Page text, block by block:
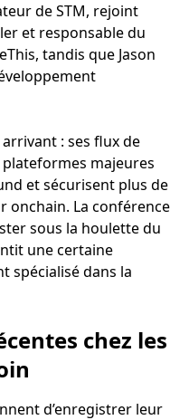
de STM, rejoint
et responsable du
tandis que Jason
arrivant : ses flux de
majeures
et sécurisent plus de
onchain. La conférence
sous la houlette du
une certaine
spécialisé dans la
chez les
d’enregistrer leur